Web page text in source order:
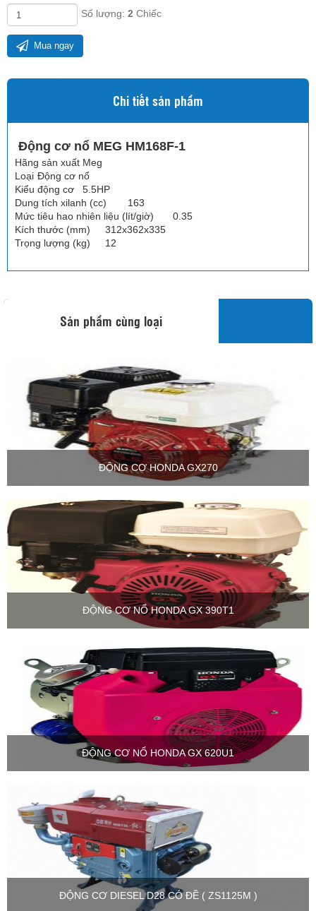
Số lượng: 2 Chiếc
Mua ngay
Chi tiết sản phẩm
Động cơ nổ MEG HM168F-1
Hãng sản xuất Meg
Loại Động cơ nổ
Kiểu động cơ
5.5HP
Dung tích xilanh (cc)
163
Mức tiêu hao nhiên liệu (lít/giờ)
0.35
Kích thước (mm)
312x362x335
Trọng lượng (kg)
12
Sản phẩm cùng loại
ĐỘNG CƠ HONDA GX270
ĐỘNG CƠ NỔ HONDA GX 390T1
ĐỘNG CƠ NỔ HONDA GX 620U1
ĐỘNG CƠ DIESEL D28 CÓ ĐỀ ( ZS1125M )